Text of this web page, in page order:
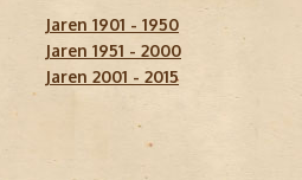
Jaren 1901 - 1950
Jaren 1951 - 2000
Jaren 2001 - 2015